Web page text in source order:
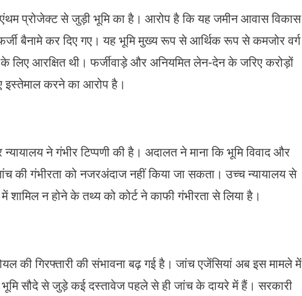
प्रोजेक्ट से जुड़ी भूमि का है। आरोप है कि यह जमीन आवास विकास
बैनामे कर दिए गए। यह भूमि मुख्य रूप से आर्थिक रूप से कमजोर वर्ग
आरक्षित थी। फर्जीवाड़े और अनियमित लेन-देन के जरिए करोड़ों
इस्तेमाल करने का आरोप है।
ने गंभीर टिप्पणी की है। अदालत ने माना कि भूमि विवाद और
की गंभीरता को नजरअंदाज नहीं किया जा सकता। उच्च न्यायालय से
न होने के तथ्य को कोर्ट ने काफी गंभीरता से लिया है।
की गिरफ्तारी की संभावना बढ़ गई है। जांच एजेंसियां अब इस मामले में
सौदे से जुड़े कई दस्तावेज पहले से ही जांच के दायरे में हैं। सरकारी